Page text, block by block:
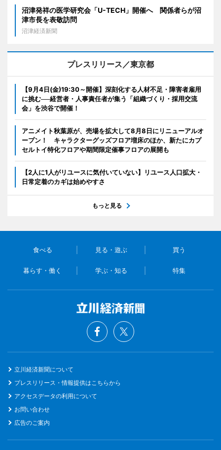
沼津発祥の医学研究会「U-TECH」開催へ 関係者らが沼
津市長を表敬訪問
沼津経済新聞
プレスリリース／東京都
【9月4日(金)19:30～開催】深刻化する人材不足・障害者雇用
に挑む──経営者・人事責任者が集う「組織づくり・採用交流
会」を渋谷で開催！
アニメイト秋葉原が、売場を拡大して8月8日にリニューアルオ
ープン！ キャラクターグッズフロア増床のほか、新たにカプ
セルトイ特化フロアや期間限定催事フロアの展開も
【2人に1人がリユースに気付いていない】リユース人口拡大・
日常定着のカギは始めやすさ
もっと見る
食べる 見る・遊ぶ 買う
暮らす・働く 学ぶ・知る 特集
立川経済新聞について
プレスリリース・情報提供はこちらから
アクセスデータの利用について
お問い合わせ
広告のご案内